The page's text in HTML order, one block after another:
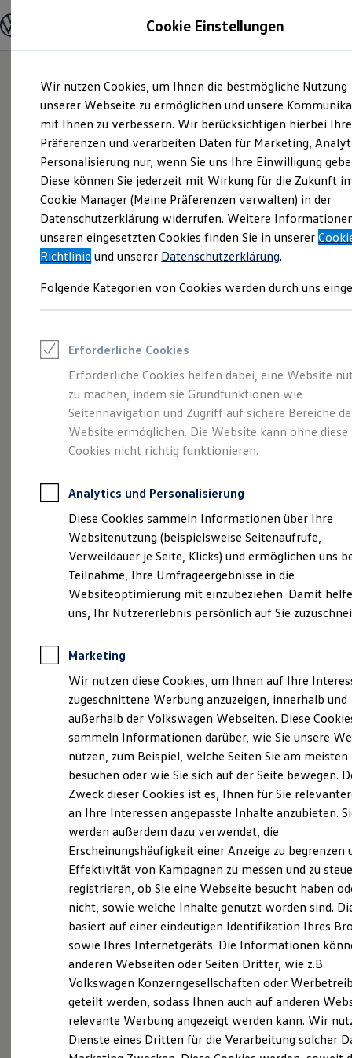
Hauptinhalt
springen
Footer
springen
Modelle und Konfigurator
Modelle vergleichen
Elektroautos
ENERGY Sondermodelle
Nutzfahrzeuge
SUV und CUV
Familienautos
Kombis
Kompaktwagen
Sportwagen
Schnell verfügbare Fahrzeuge
Angebote und Produkte
Aktuelle Angebote
E-Auto-Förderung
Volkswagen Marktplatz
Junge Gebrauchtwagen und Gebrauchtwagen
Saisonangebote
Leasing
Leasing-Angebote
Gebrauchtwagen Leasing
Junge Gebrauchtwagen-Leasing
Elektroauto Leasing
Kleinwagen-Leasing
Leasing ohne Anzahlung
Autokredit mit Schlussrate
Versicherungen und Garantien
Kfz-Versicherung
Restschuldversicherungen
Garantien
Wartungsverträge
Geschäftskunden
Professional Class bei Volkswagen
Großkunden
Behörden
Anpfiff zum Gewinn
Elektroautos
ID. Tutorials
Elektrofahrzeugkonzepte
Reichweite
Reichweite der ID. Modelle
Reichweite im Winter
Laden
Laden unterwegs
Laden Zuhause
Ladezeitensimulator
Batterie
Sicherheit
Garantie und Lebensdauer
Nachhaltigkeit
Technologie
Kosten und Kauf
Verbrauchskosten
Kaufoptionen
E-Auto-Förderung
Software und Konnektivität
Die ID. Software 6
ID. Software Versionen und Updates
Digitale Extras
Schnittstellen zu Ihrem ID.
Vollelektrisch.
Vielseitig. Und sehr
viel Platz. Der ID.4
Impressum & Rechtliches
Probefahrt vereinbaren
Fahrzeugangebot anfordern
Servicetermin buchen
Serviceanfrage stellen
Cookie Einstellungen
Wir nutzen Cookies, um Ihnen die bestmögliche Nutzung
unserer Webseite zu ermöglichen und unsere
mit Ihnen zu verbessern. Wir berücksichtigen hierbei Ihre
Präferenzen und verarbeiten Daten für Marketing,
Personalisierung nur, wenn Sie uns Ihre Einwilligung
Diese können Sie jederzeit mit Wirkung für die Zukunft
Cookie Manager (Meine Präferenzen verwalten) in der
Datenschutzerklärung widerrufen. Weitere
unseren eingesetzten Cookies finden Sie in unserer
Richtlinie und unserer Datenschutzerklärung.
Folgende Kategorien von Cookies werden durch uns
Erforderliche Cookies
Erforderliche Cookies helfen dabei, eine Website
zu machen, indem sie Grundfunktionen wie
Seitennavigation und Zugriff auf sichere Bereiche
Website ermöglichen. Die Website kann ohne diese
Cookies nicht richtig funktionieren.
Analytics und Personalisierung
Diese Cookies sammeln Informationen über Ihre
Websitenutzung (beispielsweise Seitenaufrufe,
Verweildauer je Seite, Klicks) und ermöglichen uns
Teilnahme, Ihre Umfrageergebnisse in die
Websiteoptimierung mit einzubeziehen. Damit
uns, Ihr Nutzererlebnis persönlich auf Sie
Marketing
Wir nutzen diese Cookies, um Ihnen auf Ihre
zugeschnittene Werbung anzuzeigen, innerhalb und
außerhalb der Volkswagen Webseiten. Diese
sammeln Informationen darüber, wie Sie unsere
nutzen, zum Beispiel, welche Seiten Sie am meisten
besuchen oder wie Sie sich auf der Seite bewegen.
Zweck dieser Cookies ist es, Ihnen für Sie
an Ihre Interessen angepasste Inhalte anzubieten.
werden außerdem dazu verwendet, die
Erscheinungshäufigkeit einer Anzeige zu begrenzen
Effektivität von Kampagnen zu messen und zu
registrieren, ob Sie eine Webseite besucht haben
nicht, sowie welche Inhalte genutzt worden sind.
basiert auf einer eindeutigen Identifikation Ihres
sowie Ihres Internetgeräts. Die Informationen
anderen Webseiten oder Seiten Dritter, wie z.B.
Volkswagen Konzerngesellschaften oder
geteilt werden, sodass Ihnen auch auf anderen
relevante Werbung angezeigt werden kann. Wir
Dienste eines Dritten für die Verarbeitung solcher